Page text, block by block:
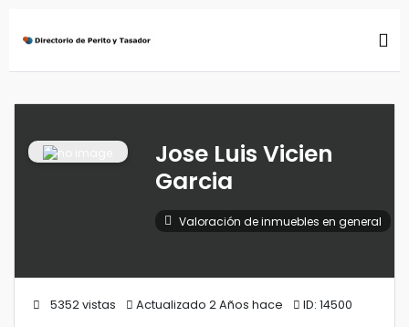
Jose Luis Vicien
Garcia
Valoración de inmuebles en general
5352 vistas Actualizado 2 Años hace ID: 14500